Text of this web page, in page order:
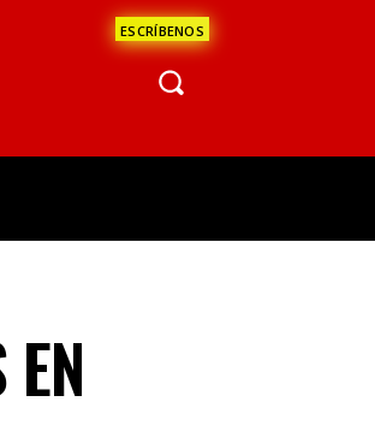
ESCRÍBENOS
93.1 FM | GUADALAJARA 1510 AM | LA